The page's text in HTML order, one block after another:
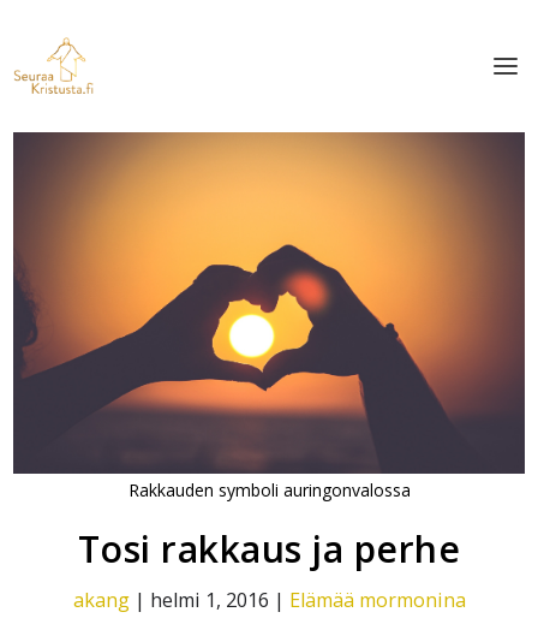
Rakkauden symboli auringonvalossa
Tosi rakkaus ja perhe
akang| helmi 1, 2016 | Elämää mormonina